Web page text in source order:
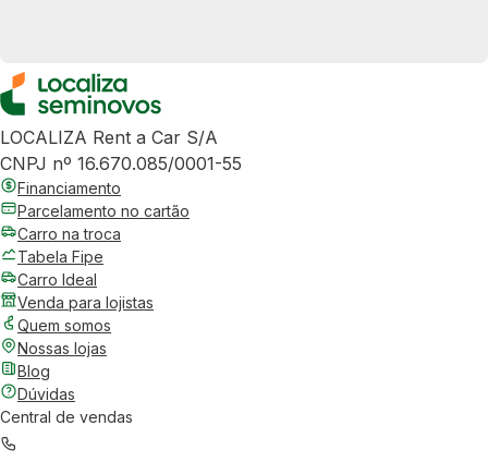
LOCALIZA Rent a Car S/A
CNPJ nº 16.670.085/0001-55
Financiamento
Parcelamento no cartão
Carro na troca
Tabela Fipe
Carro Ideal
Venda para lojistas
Quem somos
Nossas lojas
Blog
Dúvidas
Central de vendas